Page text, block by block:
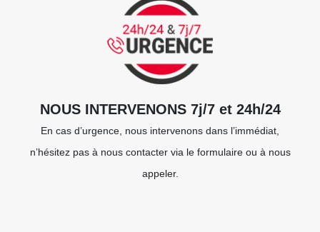
NOUS INTERVENONS 7j/7 et 24h/24
En cas d’urgence, nous intervenons dans l’immédiat,
n’hésitez pas à nous contacter via le formulaire ou à nous
appeler.